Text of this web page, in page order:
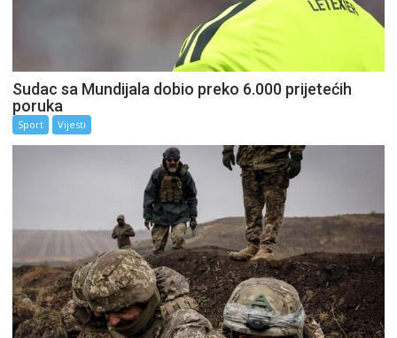
Sudac sa Mundijala dobio preko 6.000 prijetećih
poruka
Sport Vijesti